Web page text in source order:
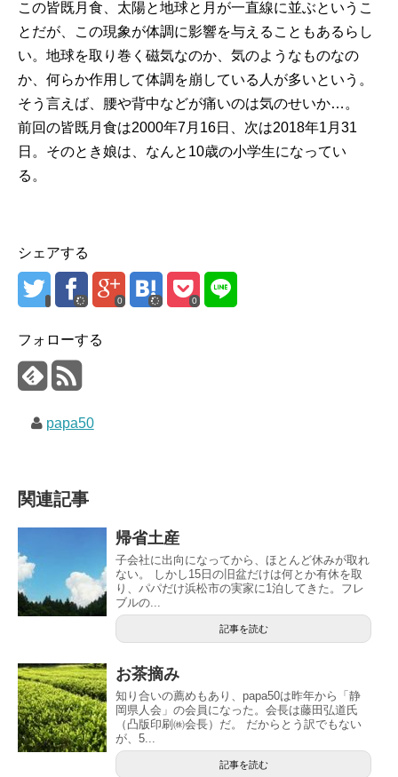
この皆既月食、太陽と地球と月が一直線に並ぶというこ
とだが、この現象が体調に影響を与えることもあるらし
い。地球を取り巻く磁気なのか、気のようなものなの
か、何らか作用して体調を崩している人が多いという。
そう言えば、腰や背中などが痛いのは気のせいか…。
前回の皆既月食は2000年7月16日、次は2018年1月31
日。そのとき娘は、なんと10歳の小学生になってい
る。
シェアする
0 0
フォローする
papa50
関連記事
帰省土産
子会社に出向になってから、ほとんど休みが取れ
ない。 しかし15日の旧盆だけは何とか有休を取
り、パパだけ浜松市の実家に1泊してきた。フレ
ブルの...
記事を読む
お茶摘み
知り合いの薦めもあり、papa50は昨年から「静
岡県人会」の会員になった。会長は藤田弘道氏
（凸版印刷㈱会長）だ。 だからとう訳でもない
が、5...
記事を読む